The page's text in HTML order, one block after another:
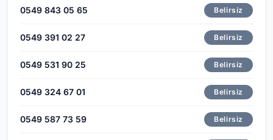
0549 843 05 65 Belirsiz
0549 391 02 27 Belirsiz
0549 531 90 25 Belirsiz
0549 324 67 01 Belirsiz
0549 587 73 59 Belirsiz